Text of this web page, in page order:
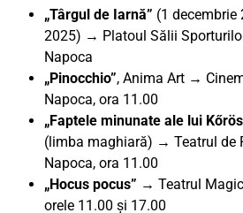
„Târgul de Iarnă” (1
2025) → Platoul Sălii
Napoca
„Pinocchio”, Anima Art →
Napoca, ora 11.00
„Faptele minunate ale lui
(limba maghiară) → Teatrul de
Napoca, ora 11.00
„Hocus pocus” → Teatrul
orele 11.00 și 17.00